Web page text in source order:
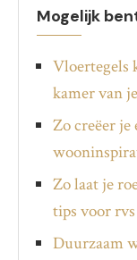
Mogelijk
Vloertegels
kamer van
Zo creëer je
Zo laat je
tips voor
Duurzaam